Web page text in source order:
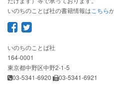
いのちのことば社の書籍情報は こちら
いのちのことば社
164-0001
東京都中野区中野2-1-5
03-5341-6920
03-5341-6921